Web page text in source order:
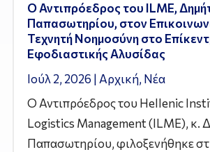
Ο Αντιπρόεδρος του ILME,
Παπασωτηρίου, στον
Τεχνητή Νοημοσύνη στο
Εφοδιαστικής Αλυσίδας
Ιούλ 2, 2026 | Αρχική, Νέα
Ο Αντιπρόεδρος του Hellenic
Logistics Management (ILME), κ.
Παπασωτηρίου, φιλοξενήθηκε